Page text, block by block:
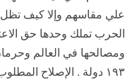
علي مقاسهم وإلا كيف
الحرب تملك وحدها حق
ومصالحها في العالم
١٩٣ دولة . الإصلاح